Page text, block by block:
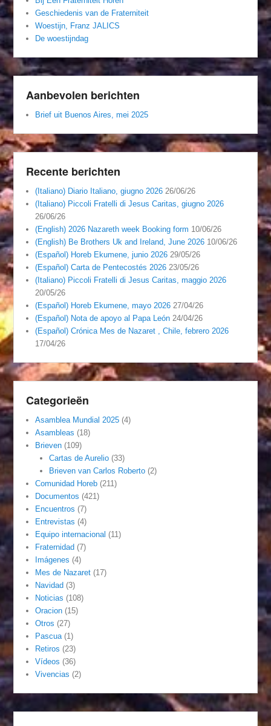
Geschiedenis van de Fraterniteit
Woestijn, Franz JALICS
De woestijndag
Aanbevolen berichten
Brief uit Buenos Aires, mei 2025
Recente berichten
(Italiano) Diario Italiano, giugno 2026 26/06/26
(Italiano) Piccoli Fratelli di Jesus Caritas, giugno 2026
26/06/26
(English) 2026 Nazareth week Booking form 10/06/26
(English) Be Brothers Uk and Ireland, June 2026 10/06/26
(Español) Horeb Ekumene, junio 2026 29/05/26
(Español) Carta de Pentecostés 2026 23/05/26
(Italiano) Piccoli Fratelli di Jesus Caritas, maggio 2026
20/05/26
(Español) Horeb Ekumene, mayo 2026 27/04/26
(Español) Nota de apoyo al Papa León 24/04/26
(Español) Crónica Mes de Nazaret , Chile, febrero 2026
17/04/26
Categorieën
Asamblea Mundial 2025 (4)
Asambleas (18)
Brieven (109)
Cartas de Aurelio(33)
Brieven van Carlos Roberto(2)
Comunidad Horeb (211)
Documentos (421)
Encuentros (7)
Entrevistas (4)
Equipo internacional (11)
Fraternidad (7)
Imágenes (4)
Mes de Nazaret (17)
Navidad (3)
Noticias (108)
Oracion (15)
Otros (27)
Pascua (1)
Retiros (23)
Vídeos (36)
Vivencias (2)